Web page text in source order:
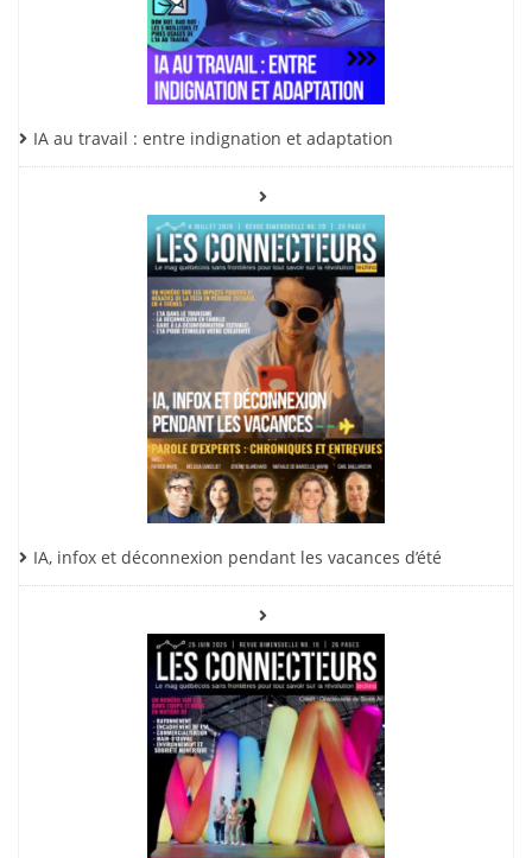
IA au travail : entre indignation et adaptation
IA, infox et déconnexion pendant les vacances d’été